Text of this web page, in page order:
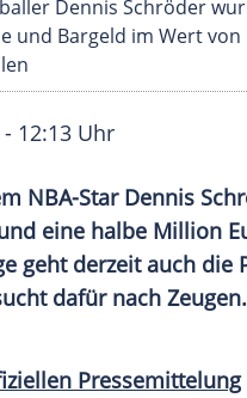
Dennis Schröder
und Bargeld im Wert
12:13 Uhr
NBA-Star Dennis
eine halbe Million
geht derzeit auch die
dafür nach Zeugen.
Pressemittelung